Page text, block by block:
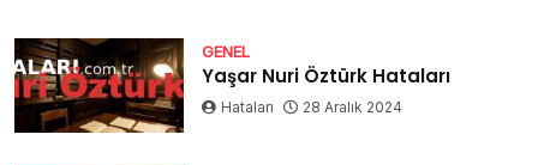
GENEL
Yaşar Nuri Öztürk Hataları
Hataları 28 Aralık 2024